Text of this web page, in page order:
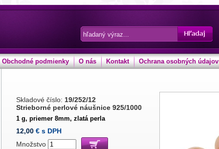
Obchodné podmienky O nás Kontakt Ochrana osobných údajov
Skladové číslo: 19/252/12
Strieborné perlové náušnice 925/1000
1 g, priemer 8mm, zlatá perla
12,00 € s DPH
Množstvo